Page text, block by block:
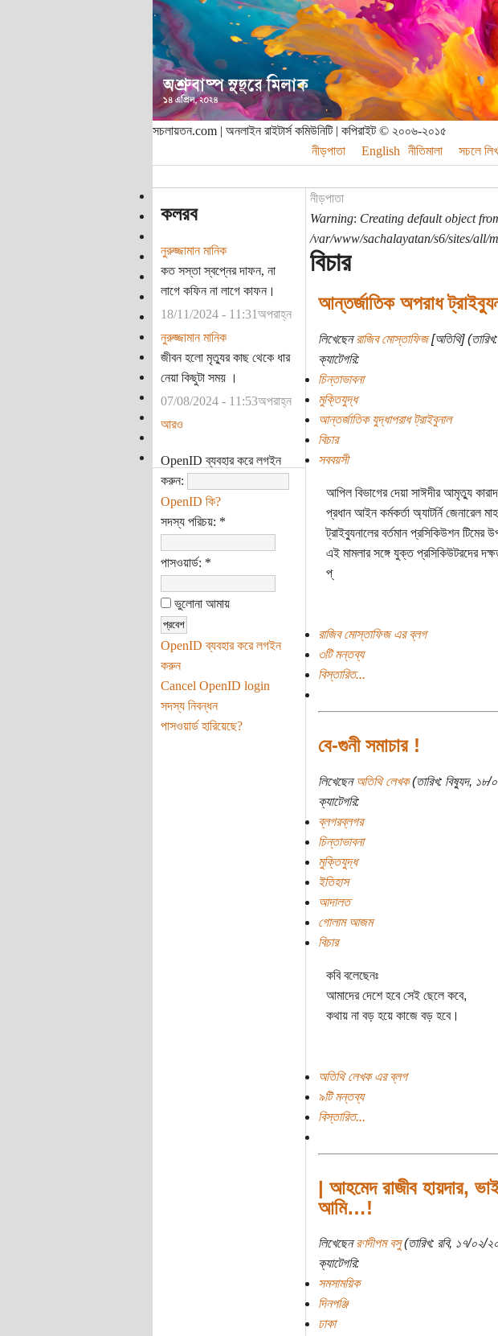
সচলায়তন.com | অনলাইন রাইটার্স কমিউনিটি | কপিরাইট © ২০০৬-২০১৫
নীড়পাতা
English নীতিমালা সচলে
কলরব
নুরুজ্জামান মানিক
কত সস্তা স্বপ্নের দাফন, না
লাগে কফিন না লাগে কাফন।
18/11/2024 - 11:31অপরাহ্ন
নুরুজ্জামান মানিক
জীবন হলো মৃত্যুর কাছ থেকে ধার
নেয়া কিছুটা সময় ।
07/08/2024 - 11:53অপরাহ্ন
আরও
OpenID ব্যবহার করে লগইন
করুন:
OpenID কি?
সদস্য পরিচয়: *
পাসওয়ার্ড: *
ভুলোনা আমায়
OpenID ব্যবহার করে লগইন
করুন
Cancel OpenID login
সদস্য নিবন্ধন
পাসওয়ার্ড হারিয়েছে?
নীড়পাতা
Warning: Creating default object
/var/www/sachalayatan/s6/sites/all/
বিচার
আন্তর্জাতিক অপরাধ
লিখেছেনরাজিব মোস্তাফিজ[অতিথি]
ক্যাটেগরি:
চিন্তাভাবনা
মুক্তিযুদ্ধ
আন্তর্জাতিক যুদ্ধাপরাধ ট্রাইবুনাল
বিচার
সববয়সী
আপিল বিভাগের দেয়া সাঈদীর আমৃত্যু
প্রধান আইন কর্মকর্তা অ্যাটর্নি জেনারেল
ট্রাইব্যুনালের বর্তমান প্রসিকিউশন
এই মামলার সঙ্গে যুক্ত প্রসিকিউটরদের
প্
রাজিব মোস্তাফিজ এর ব্লগ
৩টি মন্তব্য
বিস্তারিত...
বে-গুনী সমাচার !
লিখেছেনঅতিথি লেখক(তারিখ: বিষ্যুদ, ১৮/
ক্যাটেগরি:
ব্লগরব্লগর
চিন্তাভাবনা
মুক্তিযুদ্ধ
ইতিহাস
আদালত
গোলাম আজম
বিচার
কবি বলেছেনঃ
আমাদের দেশে হবে সেই ছেলে কবে,
কথায় না বড় হয়ে কাজে বড় হবে।
অতিথি লেখক এর ব্লগ
৯টি মন্তব্য
বিস্তারিত...
| আহমেদ রাজীব হায়দার,
আমি…!
লিখেছেনরণদীপম বসু(তারিখ: রবি, ১৭/০২/
ক্যাটেগরি:
সমসাময়িক
দিনপঞ্জি
ঢাকা